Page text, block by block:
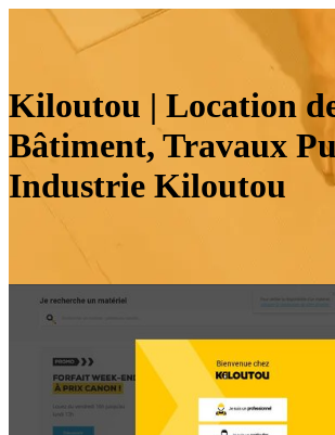
Kiloutou | Location
Bâtiment, Travaux
Industrie Kiloutou